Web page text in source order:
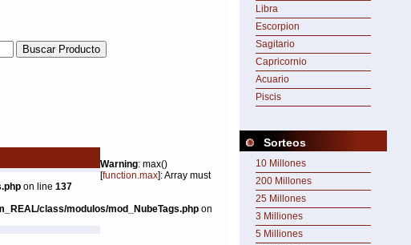
Warning: max()
[function.max]: Array must
on line 137
class/modulos/mod_NubeTags.php on
Libra
Escorpion
Sagitario
Capricornio
Acuario
Piscis
Sorteos
10 Millones
200 Millones
25 Millones
3 Milliones
5 Milliones